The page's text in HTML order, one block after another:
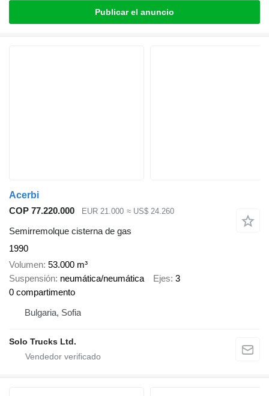
Publicar el anuncio
Acerbi
COP 77.220.000
EUR 21.000 ≈ US$ 24.260
Semirremolque cisterna de gas
1990
Volumen 53.000 m³
Suspensión neumática/neumática Ejes 3
0 compartimento
Bulgaria, Sofia
Solo Trucks Ltd.